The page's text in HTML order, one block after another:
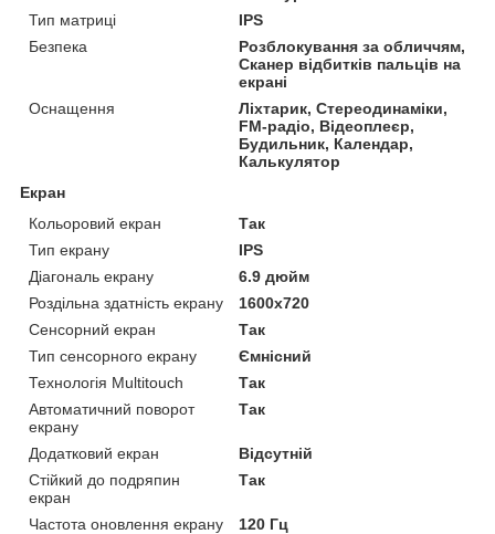
Тип матриці
IPS
Безпека
Розблокування за обличчям,
Сканер відбитків пальців на
екрані
Оснащення
Ліхтарик, Стереодинаміки,
FM-радіо, Відеоплеєр,
Будильник, Календар,
Калькулятор
Екран
Кольоровий екран
Так
Тип екрану
IPS
Діагональ екрану
6.9 дюйм
Роздільна здатність екрану
1600x720
Сенсорний екран
Так
Тип сенсорного екрану
Ємнісний
Технологія Multitouch
Так
Автоматичний поворот
екрану
Так
Додатковий екран
Відсутній
Стійкий до подряпин
екран
Так
Частота оновлення екрану
120 Гц